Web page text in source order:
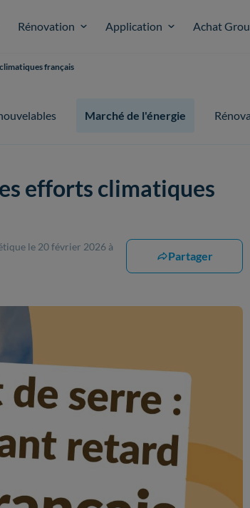
Rénovation Application Achat
français
Marché de l'énergie
efforts climatiques
le 20 février 2026 à
Partager